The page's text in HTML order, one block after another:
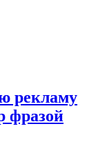
рекламу
фразой